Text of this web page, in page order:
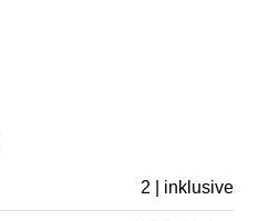
2 | inklusive